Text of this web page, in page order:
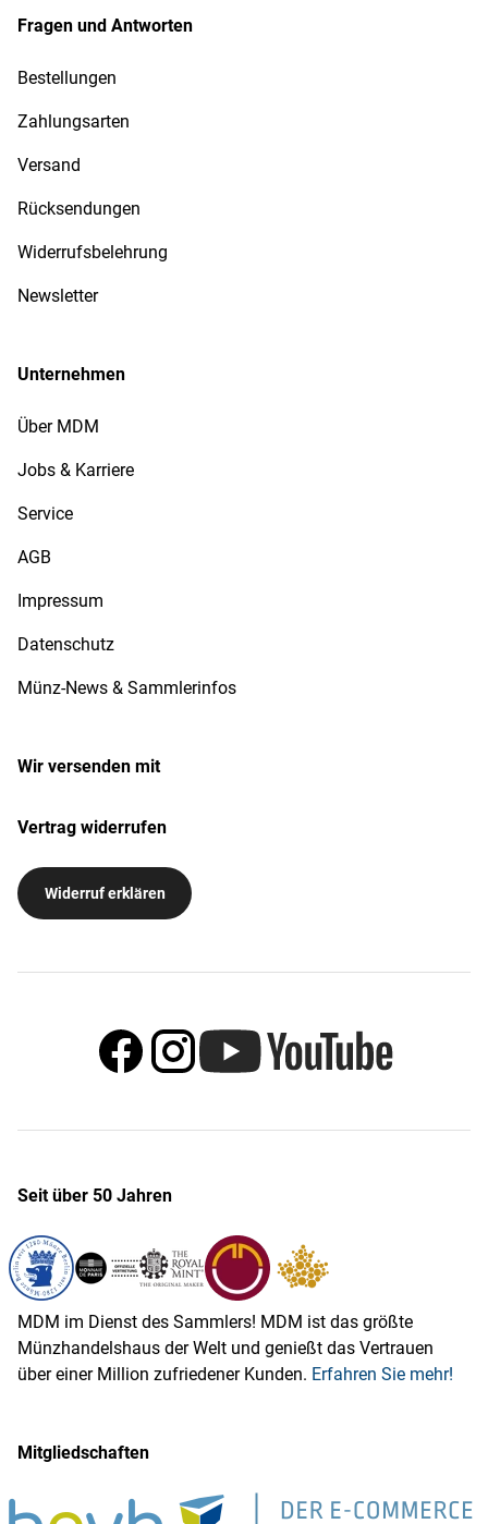
Fragen und Antworten
Bestellungen
Zahlungsarten
Versand
Rücksendungen
Widerrufsbelehrung
Newsletter
Unternehmen
Über MDM
Jobs & Karriere
Service
AGB
Impressum
Datenschutz
Münz-News & Sammlerinfos
Wir versenden mit
Vertrag widerrufen
Widerruf erklären
Seit über 50 Jahren
MDM im Dienst des Sammlers! MDM ist das größte
Münzhandelshaus der Welt und genießt das Vertrauen
über einer Million zufriedener Kunden. Erfahren Sie mehr!
Mitgliedschaften